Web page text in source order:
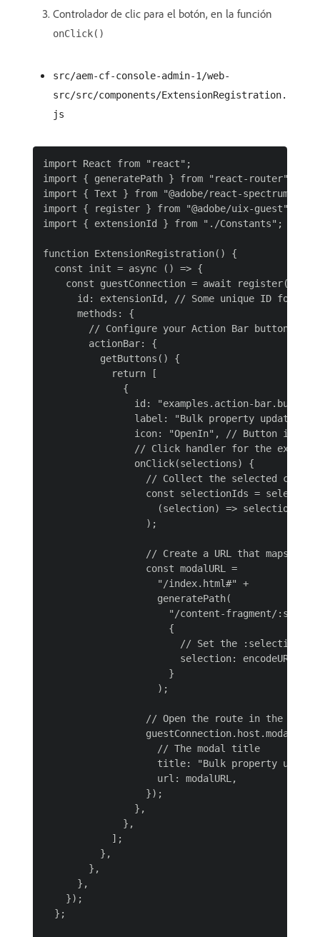
Controlador de clic para el botón, en la función
onClick()
src/aem-cf-console-admin-1/web-
src/src/components/ExtensionRegistration.
js
import React from "react";
import { generatePath } from "react-router";
import { Text } from "@adobe/react-spectrum";
import { register } from "@adobe/uix-guest";
import { extensionId } from "./Constants";
function ExtensionRegistration() {
  const init = async () => {
    const guestConnection = await register({
id: extensionId, // Some unique ID for
      methods: {
        // Configure your Action Bar button here
        actionBar: {
          getButtons() {
            return [
              {
id: "examples.action-bar.bulk-
label: "Bulk property update",
icon: "OpenIn", // Button icon;
// Click handler for the
                onClick(selections) {
// Collect the selected
const selectionIds =
                    (selection) => selection.id
                  );
// Create a URL that maps to
                  const modalURL =
                    "/index.html#" +
                    generatePath(
"/content-fragment/
                      {
// Set the :selection
selection:
                      }
                    );
// Open the route in the
                    // The modal title
title: "Bulk property
                    url: modalURL,
                  });
                },
              },
            ];
          },
        },
      },
    });
  };